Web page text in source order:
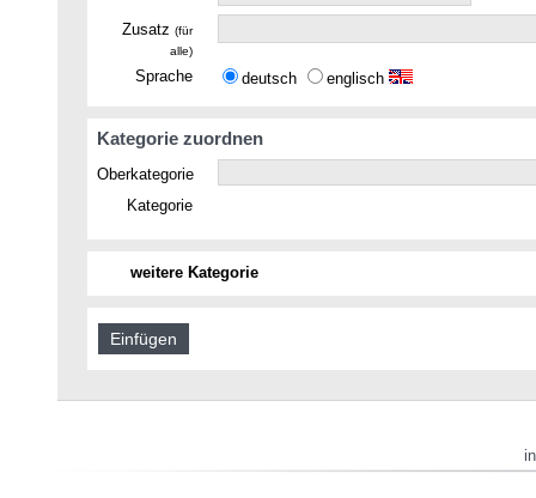
Zusatz (für
alle)
Sprache deutsch englisch
Kategorie zuordnen
Oberkategorie
Kategorie
weitere Kategorie